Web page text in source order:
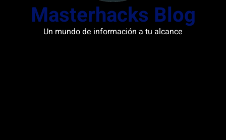
Masterhacks Blog
Un mundo de información a tu alcance